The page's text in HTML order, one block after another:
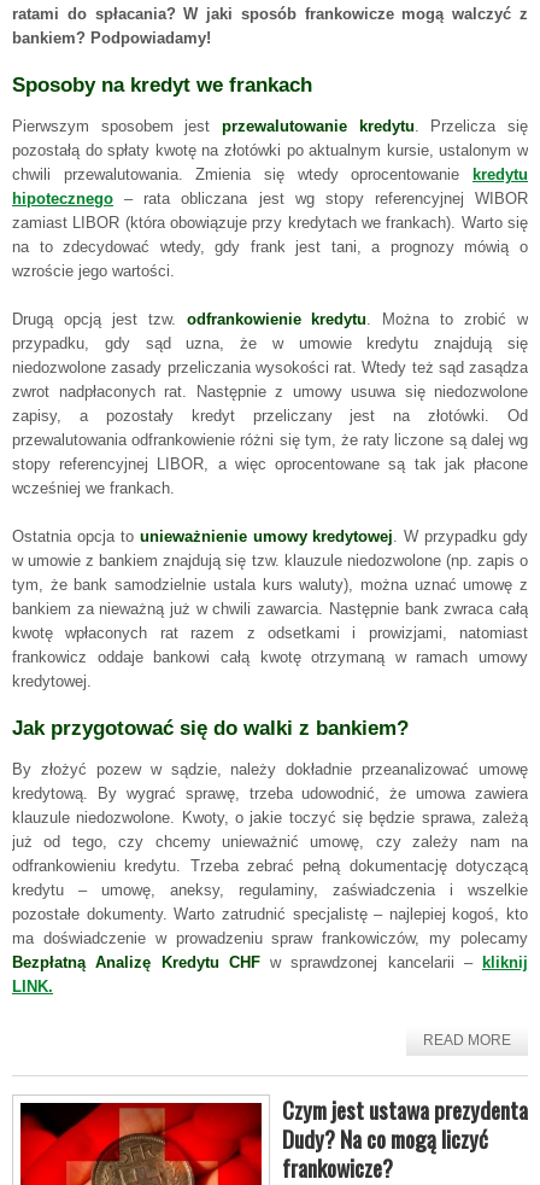
ratami do spłacania? W jaki sposób frankowicze mogą walczyć z
bankiem? Podpowiadamy!
Sposoby na kredyt we frankach
Pierwszym sposobem jest przewalutowanie kredytu. Przelicza się
pozostałą do spłaty kwotę na złotówki po aktualnym kursie, ustalonym w
chwili przewalutowania. Zmienia się wtedy oprocentowanie
kredytu
hipotecznego
– rata obliczana jest wg stopy referencyjnej WIBOR
zamiast LIBOR (która obowiązuje przy kredytach we frankach). Warto się
na to zdecydować wtedy, gdy frank jest tani, a prognozy mówią o
wzroście jego wartości.
Drugą opcją jest tzw. odfrankowienie kredytu. Można to zrobić w
przypadku, gdy sąd uzna, że w umowie kredytu znajdują się
niedozwolone zasady przeliczania wysokości rat. Wtedy też sąd zasądza
zwrot nadpłaconych rat. Następnie z umowy usuwa się niedozwolone
zapisy, a pozostały kredyt przeliczany jest na złotówki. Od
przewalutowania odfrankowienie różni się tym, że raty liczone są dalej wg
stopy referencyjnej LIBOR, a więc oprocentowane są tak jak płacone
wcześniej we frankach.
Ostatnia opcja to unieważnienie umowy kredytowej. W przypadku gdy
w umowie z bankiem znajdują się tzw. klauzule niedozwolone (np. zapis o
tym, że bank samodzielnie ustala kurs waluty), można uznać umowę z
bankiem za nieważną już w chwili zawarcia. Następnie bank zwraca całą
kwotę wpłaconych rat razem z odsetkami i prowizjami, natomiast
frankowicz oddaje bankowi całą kwotę otrzymaną w ramach umowy
kredytowej.
Jak przygotować się do walki z bankiem?
By złożyć pozew w sądzie, należy dokładnie przeanalizować umowę
kredytową. By wygrać sprawę, trzeba udowodnić, że umowa zawiera
klauzule niedozwolone. Kwoty, o jakie toczyć się będzie sprawa, zależą
już od tego, czy chcemy unieważnić umowę, czy zależy nam na
odfrankowieniu kredytu. Trzeba zebrać pełną dokumentację dotyczącą
kredytu – umowę, aneksy, regulaminy, zaświadczenia i wszelkie
pozostałe dokumenty. Warto zatrudnić specjalistę – najlepiej kogoś, kto
ma doświadczenie w prowadzeniu spraw frankowiczów, my polecamy
Bezpłatną Analizę Kredytu CHF w sprawdzonej kancelarii –
kliknij
LINK.
READ MORE
Czym jest ustawa prezydenta
Dudy? Na co mogą liczyć
frankowicze?